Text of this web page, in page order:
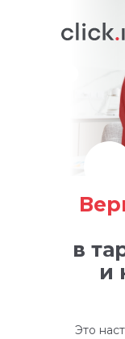
в
и
Это